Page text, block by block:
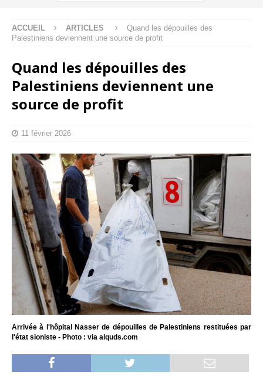
ACCUEIL ARTICLES
Quand les dépouilles des
Palestiniens deviennent une source de profit
Quand les dépouilles des
Palestiniens deviennent une
source de profit
11 février 2026
Arrivée à l'hôpital Nasser de dépouilles de Palestiniens restituées par
l'état sioniste - Photo : via alquds.com